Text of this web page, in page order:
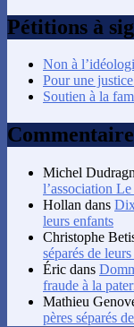
Pétitions à
Non à
Pour une
Soutien à la
Michel
l’association
Hollan dans
leurs enfants
Christophe
séparés de
Éric dans
fraude à la
Mathieu
pères séparés